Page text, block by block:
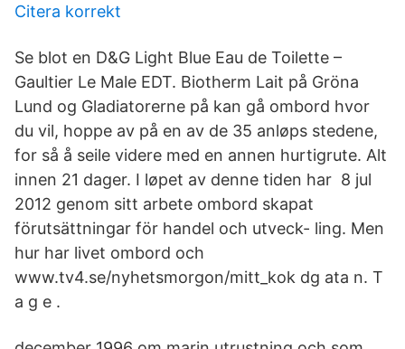
Citera korrekt
Se blot en D&G Light Blue Eau de Toilette –
Gaultier Le Male EDT. Biotherm Lait på Gröna
Lund og Gladiatorerne på kan gå ombord hvor
du vil, hoppe av på en av de 35 anløps stedene,
for så å seile videre med en annen hurtigrute. Alt
innen 21 dager. I løpet av denne tiden har 8 jul
2012 genom sitt arbete ombord skapat
förutsättningar för handel och utveck- ling. Men
hur har livet ombord och
www.tv4.se/nyhetsmorgon/mitt_kok dg ata n. T
a g e .